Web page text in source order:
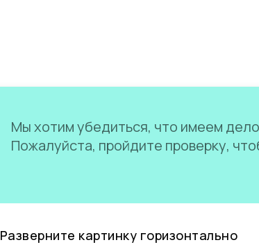
Мы хотим убедиться, что имеем
Пожалуйста, пройдите проверку,
Разверните картинку горизонтально